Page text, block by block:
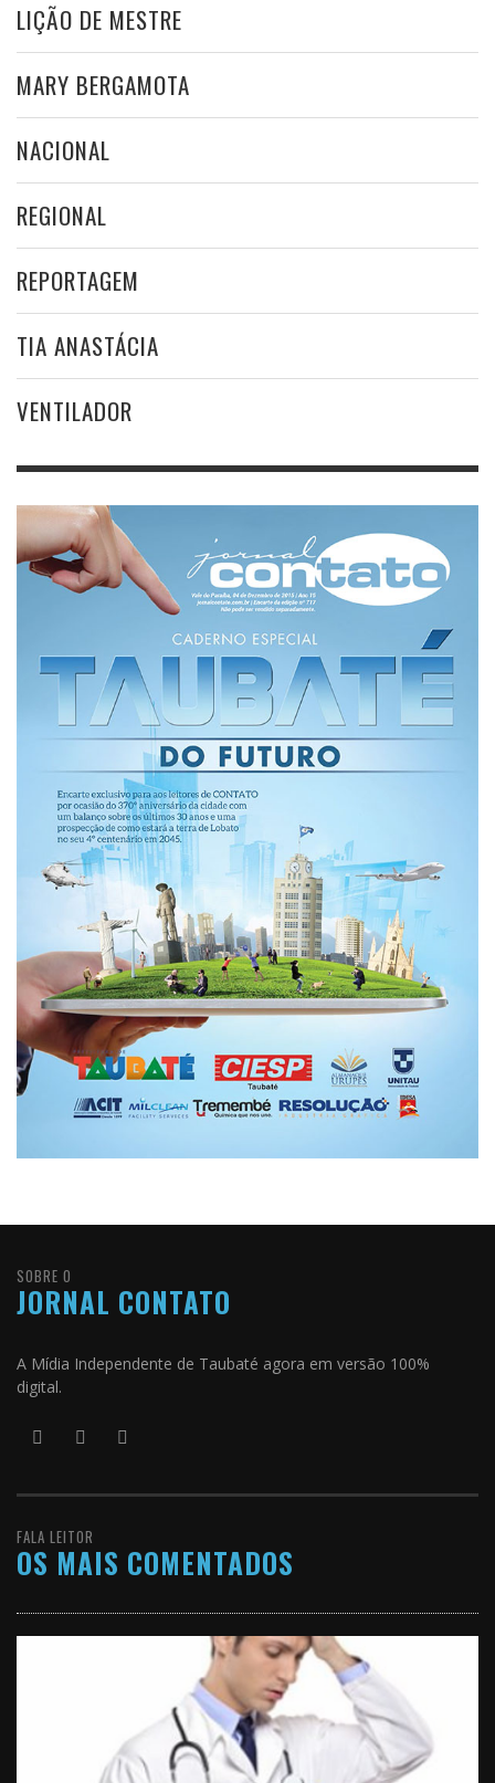
LIÇÃO DE MESTRE
MARY BERGAMOTA
NACIONAL
REGIONAL
REPORTAGEM
TIA ANASTÁCIA
VENTILADOR
SOBRE O
JORNAL CONTATO
A Mídia Independente de Taubaté agora em versão 100%
digital.
FALA LEITOR
OS MAIS COMENTADOS